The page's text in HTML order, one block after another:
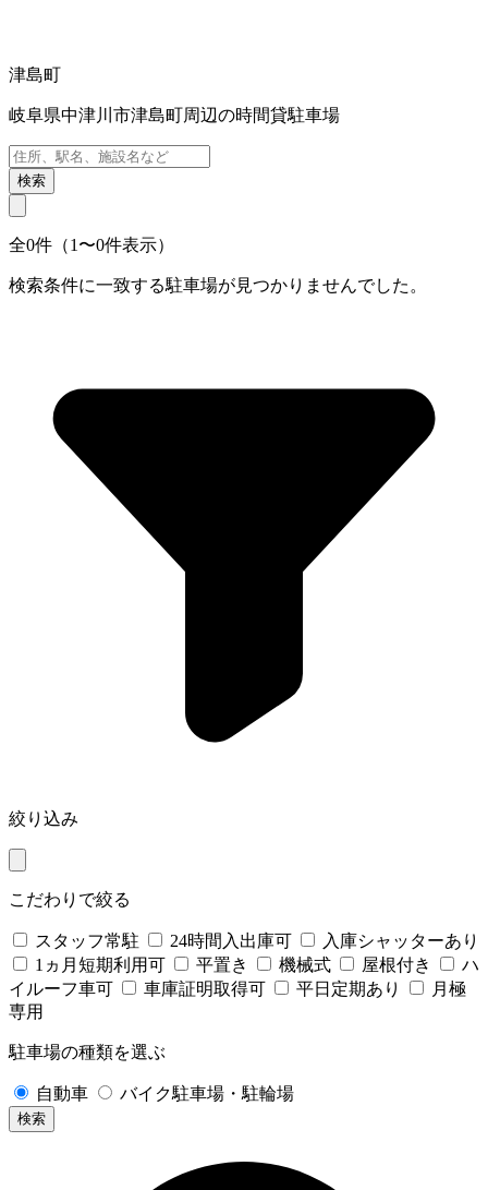
津島町
岐阜県中津川市津島町周辺の時間貸駐車場
検索
全0件（1〜0件表示）
検索条件に一致する駐車場が見つかりませんでした。
絞り込み
こだわりで絞る
スタッフ常駐 24時間入出庫可
入庫シャッターあり
1ヵ月短期利用可
平置き 機械式 屋根付き
ハ
イルーフ車可
車庫証明取得可 平日定期あり
月極
専用
駐車場の種類を選ぶ
自動車 バイク駐車場・駐輪場
検索